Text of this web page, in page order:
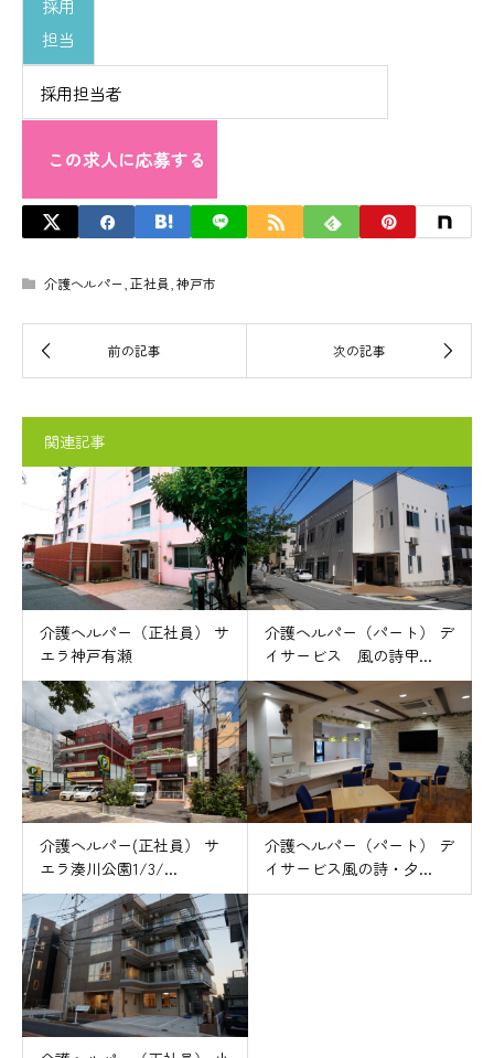
採用
担当
採用担当者
この求人に応募する
介護ヘルパー 正社員 神戸市
関連記事
介護ヘルパー（正社員） サ
エラ神戸有瀬
介護ヘルパー（パート） デ
イサービス 風の詩甲...
介護ヘルパー(正社員） サ
エラ湊川公園1/3/...
介護ヘルパー（パート） デ
イサービス風の詩・夕...